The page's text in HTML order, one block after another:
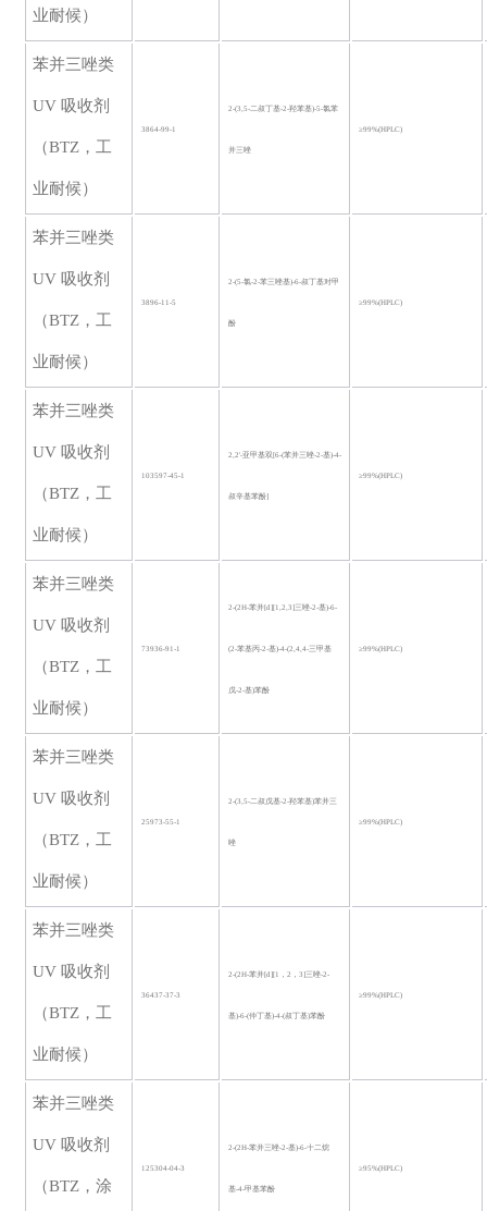
业耐候）
苯并三唑类
UV 吸收剂
（BTZ，工
业耐候）
3864-99-1
2-(3,5-二叔丁基-2-羟苯基)-5-氯苯
并三唑
≥99%(HPLC)
苯并三唑类
UV 吸收剂
（BTZ，工
业耐候）
3896-11-5
2-(5-氯-2-苯三唑基)-6-叔丁基对甲
酚
≥99%(HPLC)
苯并三唑类
UV 吸收剂
（BTZ，工
业耐候）
103597-45-1
2,2'-亚甲基双[6-(苯并三唑-2-基)-4-
叔辛基苯酚]
≥99%(HPLC)
苯并三唑类
UV 吸收剂
（BTZ，工
业耐候）
73936-91-1
2-(2H-苯并[d][1,2,3]三唑-2-基)-6-
(2-苯基丙-2-基)-4-(2,4,4-三甲基
戊-2-基)苯酚
≥99%(HPLC)
苯并三唑类
UV 吸收剂
（BTZ，工
业耐候）
25973-55-1
2-(3,5-二叔戊基-2-羟苯基)苯并三
唑
≥99%(HPLC)
苯并三唑类
UV 吸收剂
（BTZ，工
业耐候）
36437-37-3
2-(2H-苯并[d][1，2，3]三唑-2-
基)-6-(仲丁基)-4-(叔丁基)苯酚
≥99%(HPLC)
苯并三唑类
UV 吸收剂
（BTZ，涂
125304-04-3
2-(2H-苯并三唑-2-基)-6-十二烷
基-4-甲基苯酚
≥95%(HPLC)